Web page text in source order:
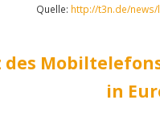
Quelle: http://t3n.de/
des
in